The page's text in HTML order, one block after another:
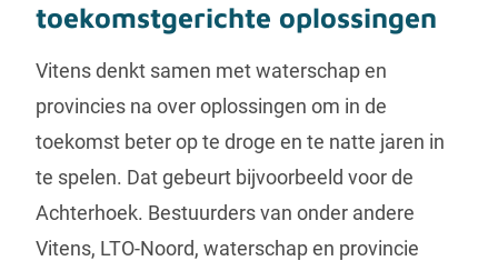
toekomstgerichte oplossingen
Vitens denkt samen met waterschap en
provincies na over oplossingen om in de
toekomst beter op te droge en te natte jaren in
te spelen. Dat gebeurt bijvoorbeeld voor de
Achterhoek. Bestuurders van onder andere
Vitens, LTO-Noord, waterschap en provincie